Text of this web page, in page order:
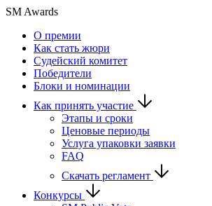
SM Awards
О премии
Как стать жюри
Судейский комитет
Победители
Блоки и номинации
Как принять участие
Этапы и сроки
Ценовые периоды
Услуга упаковки заявки
FAQ
Скачать регламент
Конкурсы